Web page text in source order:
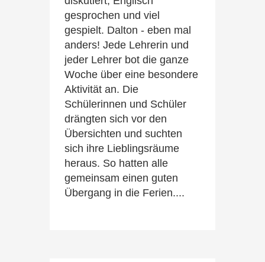
gesprochen und viel
gespielt. Dalton - eben mal
anders! Jede Lehrerin und
jeder Lehrer bot die ganze
Woche über eine besondere
Aktivität an. Die
Schülerinnen und Schüler
drängten sich vor den
Übersichten und suchten
sich ihre Lieblingsräume
heraus. So hatten alle
gemeinsam einen guten
Übergang in die Ferien....